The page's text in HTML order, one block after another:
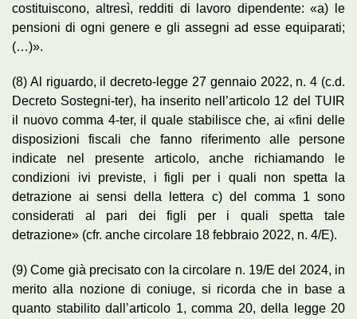
costituiscono, altresì, redditi di lavoro dipendente: «a) le
pensioni di ogni genere e gli assegni ad esse equiparati;
(…)».
(8) Al riguardo, il decreto-legge 27 gennaio 2022, n. 4 (c.d.
Decreto Sostegni-ter), ha inserito nell’articolo 12 del TUIR
il nuovo comma 4-ter, il quale stabilisce che, ai «fini delle
disposizioni fiscali che fanno riferimento alle persone
indicate nel presente articolo, anche richiamando le
condizioni ivi previste, i figli per i quali non spetta la
detrazione ai sensi della lettera c) del comma 1 sono
considerati al pari dei figli per i quali spetta tale
detrazione» (cfr. anche circolare 18 febbraio 2022, n. 4/E).
(9) Come già precisato con la circolare n. 19/E del 2024, in
merito alla nozione di coniuge, si ricorda che in base a
quanto stabilito dall’articolo 1, comma 20, della legge 20